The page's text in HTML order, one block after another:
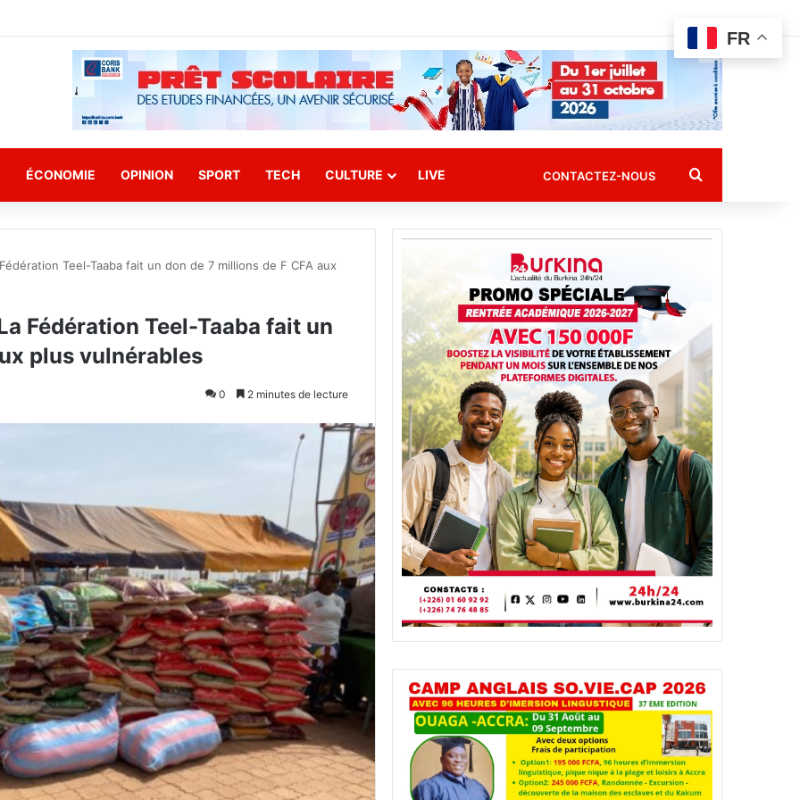
ÉCONOMIE OPINION SPORT TECH CULTURE LIVE CONTACTEZ-NOUS Rechercher
Teel-Taaba fait un don de 7 millions de F CFA aux
Fédération Teel-Taaba fait un
plus vulnérables
0 2 minutes de lecture
FR